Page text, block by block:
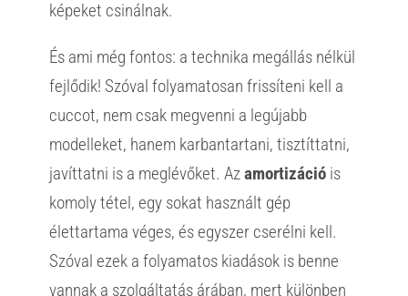
képeket csinálnak.
És ami még fontos: a technika megállás nélkül
fejlődik! Szóval folyamatosan frissíteni kell a
cuccot, nem csak megvenni a legújabb
modelleket, hanem karbantartani, tisztíttatni,
javíttatni is a meglévőket. Azamortizációis
komoly tétel, egy sokat használt gép
élettartama véges, és egyszer cserélni kell.
Szóval ezek a folyamatos kiadások is benne
vannak a szolgáltatás árában, mert különben